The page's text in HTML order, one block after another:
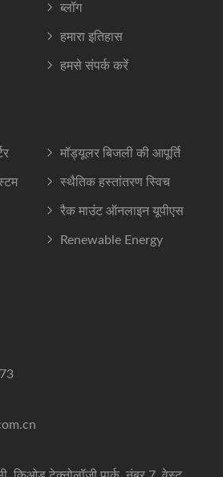
ब्लॉग
हमारा इतिहास
हमसे संपर्क करें
मॉड्यूलर बिजली की आपूर्ति
स्थैतिक हस्तांतरण स्विच
रैक माउंट ऑनलाइन यूपीएस
Renewable Energy